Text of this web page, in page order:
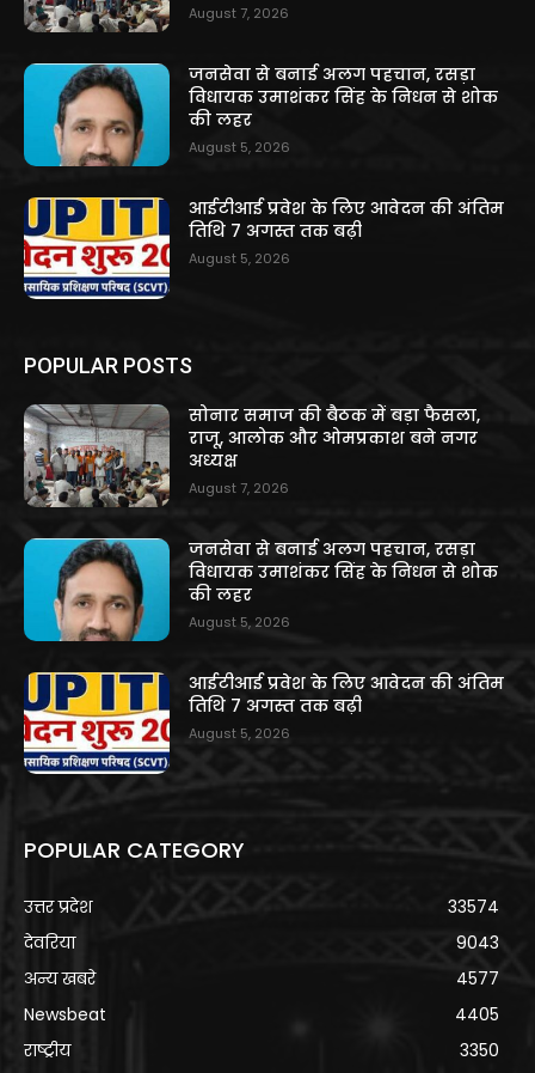
August 7, 2026
जनसेवा से बनाई अलग पहचान, रसड़ा
विधायक उमाशंकर सिंह के निधन से शोक
की लहर
August 5, 2026
आईटीआई प्रवेश के लिए आवेदन की अंतिम
तिथि 7 अगस्त तक बढ़ी
August 5, 2026
POPULAR POSTS
सोनार समाज की बैठक में बड़ा फैसला,
राजू, आलोक और ओमप्रकाश बने नगर
अध्यक्ष
August 7, 2026
जनसेवा से बनाई अलग पहचान, रसड़ा
विधायक उमाशंकर सिंह के निधन से शोक
की लहर
August 5, 2026
आईटीआई प्रवेश के लिए आवेदन की अंतिम
तिथि 7 अगस्त तक बढ़ी
August 5, 2026
POPULAR CATEGORY
उत्तर प्रदेश
33574
देवरिया
9043
अन्य खबरे
4577
Newsbeat
4405
राष्ट्रीय
3350